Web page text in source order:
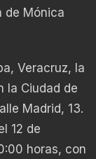
de Mónica
Veracruz, la
la Ciudad de
Madrid, 13.
12 de
horas, con